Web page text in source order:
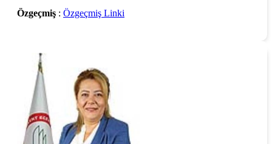
Özgeçmiş : Özgeçmiş Linki